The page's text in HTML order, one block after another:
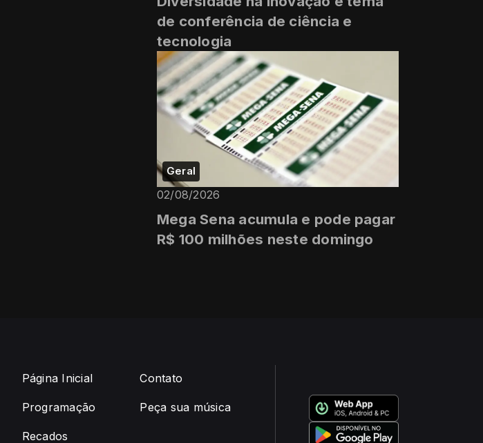
de conferência de ciência e
tecnologia
Geral
02/08/2026
Mega Sena acumula e pode pagar
R$ 100 milhões neste domingo
Página Inicial
Programação
Recados
Contato
Peça sua música